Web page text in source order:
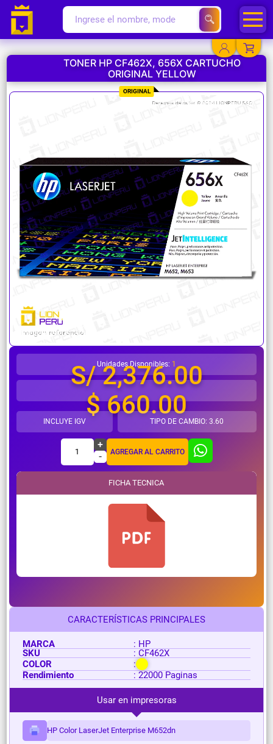
YA EXISTO
SOY NUEVO
¿Necesitas ayuda?
TONER HP CF462X, 656X CARTUCHO
ORIGINAL YELLOW
ORIGINAL
CARACTERÍSTICAS PRINCIPALES
MARCA
: HP
SKU
: CF462X
COLOR
:
Rendimiento
: 22000 Paginas
Usar en impresoras
HP Color LaserJet Enterprise M652dn
Unidades Disponibles: 1
S/ 2,376.00
$ 660.00
INCLUYE IGV TIPO DE CAMBIO: 3.60
1
+
-
AGREGAR AL CARRITO
FICHA TECNICA